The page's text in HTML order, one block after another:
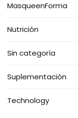
MasqueenForma
Nutrición
Sin categoría
Suplementación
Technology